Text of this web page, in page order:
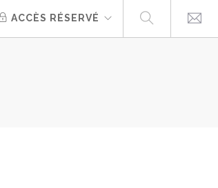
ACCÈS RÉSERVÉ